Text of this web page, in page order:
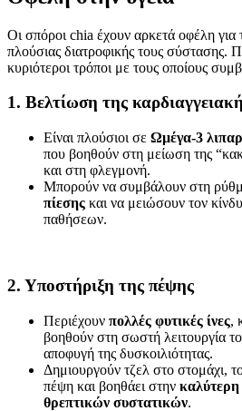
Οι σπόροι chia έχουν αρκετά οφέλη για
πλούσιας διατροφικής τους σύστασης.
κυριότεροι τρόποι με τους οποίους
1. Βελτίωση της
Είναι πλούσιοι σε Ωμέγα-3
που βοηθούν στη μείωση της
και στη φλεγμονή.
Μπορούν να συμβάλουν στη
πίεσης και να μειώσουν τον
παθήσεων.
2. Υποστήριξη της πέψης
Περιέχουν πολλές φυτικές ίνες,
βοηθούν στη σωστή λειτουργία
αποφυγή της δυσκοιλιότητας.
Δημιουργούν τζελ στο στομάχι,
πέψη και βοηθάει στην
θρεπτικών συστατικών.